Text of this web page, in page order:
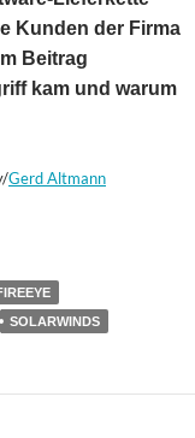
Kunden der Firma
Beitrag
kam und warum
Gerd Altmann
SOLARWINDS